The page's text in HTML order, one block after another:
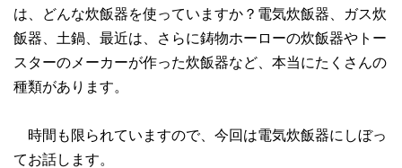
は、どんな炊飯器を使っていますか？電気炊飯器、ガス炊
飯器、土鍋、最近は、さらに鋳物ホーローの炊飯器やトー
スターのメーカーが作った炊飯器など、本当にたくさんの
種類があります。
時間も限られていますので、今回は電気炊飯器にしぼっ
てお話します。